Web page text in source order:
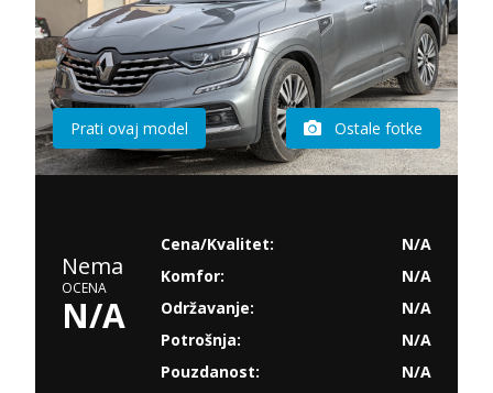
Prati ovaj model Ostale fotke
Nema
OCENA
N/A
Cena/Kvalitet:
N/A
Komfor:
N/A
Održavanje:
N/A
Potrošnja:
N/A
Pouzdanost:
N/A